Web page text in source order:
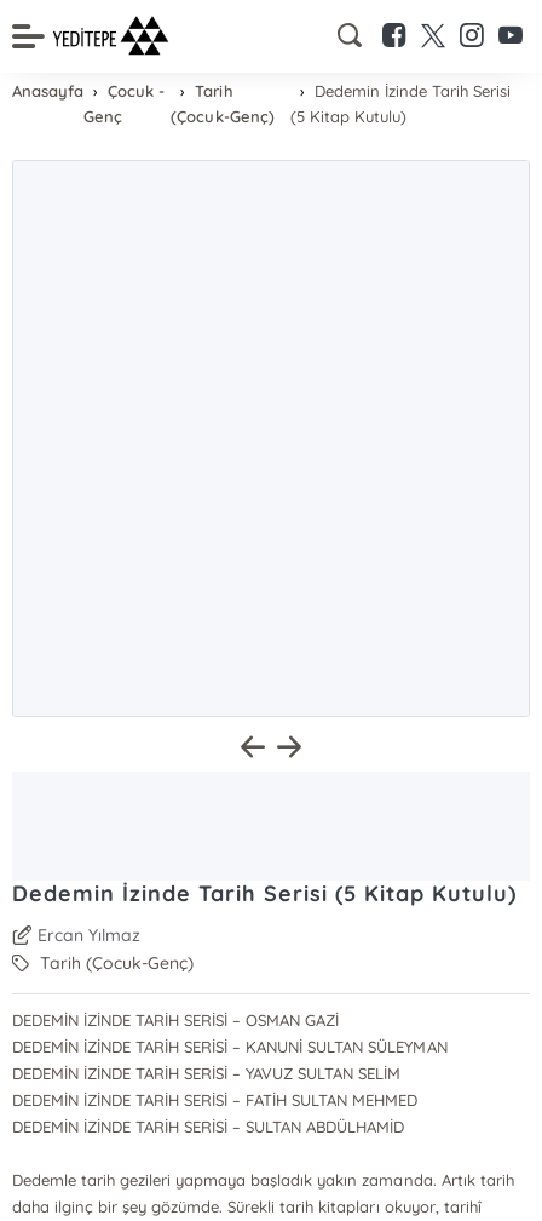
Anasayfa
Çocuk -
Genç
Tarih
(Çocuk-Genç)
Dedemin İzinde Tarih Serisi
(5 Kitap Kutulu)
Dedemin İzinde Tarih Serisi (5 Kitap Kutulu)
Ercan Yılmaz
Tarih (Çocuk-Genç)
DEDEMİN İZİNDE TARİH SERİSİ – OSMAN GAZİ
DEDEMİN İZİNDE TARİH SERİSİ – KANUNİ SULTAN SÜLEYMAN
DEDEMİN İZİNDE TARİH SERİSİ – YAVUZ SULTAN SELİM
DEDEMİN İZİNDE TARİH SERİSİ – FATİH SULTAN MEHMED
DEDEMİN İZİNDE TARİH SERİSİ – SULTAN ABDÜLHAMİD
Dedemle tarih gezileri yapmaya başladık yakın zamanda. Artık tarih
daha ilginç bir şey gözümde. Sürekli tarih kitapları okuyor, tarihî